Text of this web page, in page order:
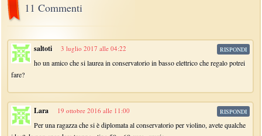
11 Commenti
saltoti 3 luglio 2017 alle 04:22
ho un amico che si laurea in conservatorio in basso elettrico che regalo potrei
fare?
RISPONDI
Lara 19 ottobre 2016 alle 11:00
Per una ragazza che si è diplomata al conservatorio per violino, avete qualche
RISPONDI